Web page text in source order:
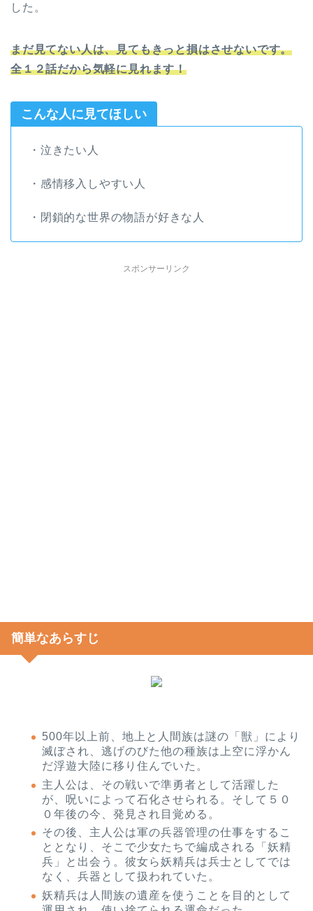
した。
まだ見てない人は、見てもきっと損はさせないです。
全１２話だから気軽に見れます！
こんな人に見てほしい
・泣きたい人
・感情移入しやすい人
・閉鎖的な世界の物語が好きな人
スポンサーリンク
簡単なあらすじ
500年以上前、地上と人間族は謎の「獣」により
滅ぼされ、逃げのびた他の種族は上空に浮かん
だ浮遊大陸に移り住んでいた。
主人公は、その戦いで準勇者として活躍した
が、呪いによって石化させられる。そして５０
０年後の今、発見され目覚める。
その後、主人公は軍の兵器管理の仕事をするこ
ととなり、そこで少女たちで編成される「妖精
兵」と出会う。彼女ら妖精兵は兵士としてでは
なく、兵器として扱われていた。
妖精兵は人間族の遺産を使うことを目的として